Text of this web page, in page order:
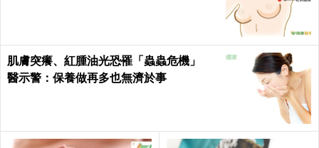
肌膚突癢、紅腫油光恐罹「蟲蟲危機」
醫示警：保養做再多也無濟於事